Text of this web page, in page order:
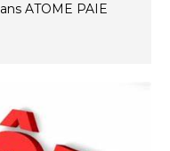
ATOME PAIE